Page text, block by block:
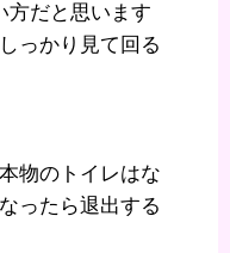
方だと思います
っかり見て回る
物のトイレはな
ったら退出する